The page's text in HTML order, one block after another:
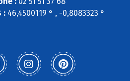
: 46,4500119 ° , -0,8083323 °